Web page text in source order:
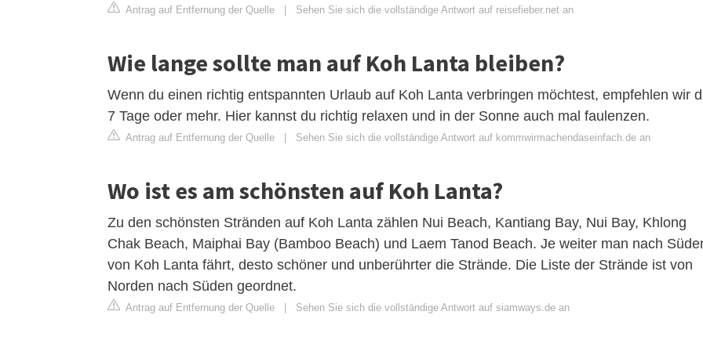
Antrag auf Entfernung der Quelle | Sehen Sie sich die vollständige Antwort auf reisefieber.net an
Wie lange sollte man auf Koh Lanta bleiben?
Wenn du einen richtig entspannten Urlaub auf Koh Lanta verbringen möchtest, empfehlen wir
7 Tage oder mehr. Hier kannst du richtig relaxen und in der Sonne auch mal faulenzen.
Antrag auf Entfernung der Quelle | Sehen Sie sich die vollständige Antwort auf kommwirmachendaseinfach.de an
Wo ist es am schönsten auf Koh Lanta?
Zu den schönsten Stränden auf Koh Lanta zählen Nui Beach, Kantiang Bay, Nui Bay, Khlong
Chak Beach, Maiphai Bay (Bamboo Beach) und Laem Tanod Beach. Je weiter man nach
von Koh Lanta fährt, desto schöner und unberührter die Strände. Die Liste der Strände ist von
Norden nach Süden geordnet.
Antrag auf Entfernung der Quelle | Sehen Sie sich die vollständige Antwort auf siamways.de an